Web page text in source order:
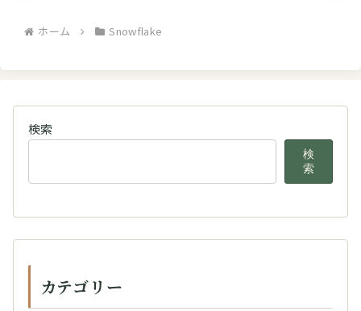
ホーム Snowflake
検索
検
索
カテゴリー